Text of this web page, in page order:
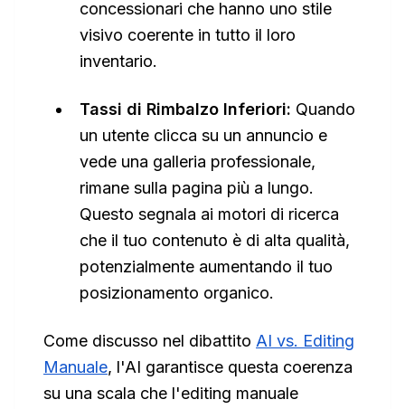
concessionari che hanno uno stile
visivo coerente in tutto il loro
inventario.
Tassi di Rimbalzo Inferiori: Quando
un utente clicca su un annuncio e
vede una galleria professionale,
rimane sulla pagina più a lungo.
Questo segnala ai motori di ricerca
che il tuo contenuto è di alta qualità,
potenzialmente aumentando il tuo
posizionamento organico.
Come discusso nel dibattito AI vs. Editing
Manuale, l'AI garantisce questa coerenza
su una scala che l'editing manuale